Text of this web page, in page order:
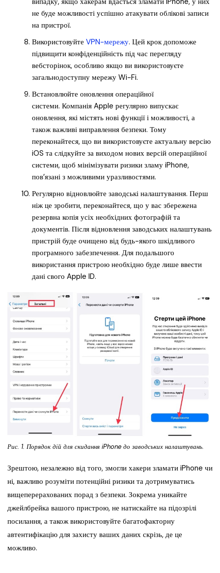
не буде можливості успішно атакувати облікові записи
на пристрої.
Використовуйте VPN-мережу. Цей крок допоможе
підвищити конфіденційність під час перегляду
вебсторінок, особливо якщо ви використовуєте
загальнодоступну мережу Wi-Fi.
Встановлюйте оновлення операційної
системи. Компанія Apple регулярно випускає
оновлення, які містять нові функції і можливості, а
також важливі виправлення безпеки. Тому
переконайтеся, що ви використовуєте актуальну версію
iOS та слідкуйте за виходом нових версій операційної
системи, щоб мінімізувати ризики зламу iPhone,
пов’язані з можливими уразливостями.
Регулярно відновлюйте заводські налаштування. Перш
ніж це зробити, переконайтеся, що у вас збережена
резервна копія усіх необхідних фотографій та
документів. Після відновлення заводських налаштувань
пристрій буде очищено від будь-якого шкідливого
програмного забезпечення. Для подальшого
використання пристрою необхідно буде лише ввести
дані свого Apple ID.
Рис. 1. Порядок дій для скидання iPhone до заводських налаштувань.
Зрештою, незалежно від того, змогли хакери зламати iPhone чи
ні, важливо розуміти потенційні ризики та дотримуватись
вищеперерахованих порад з безпеки. Зокрема уникайте
джейлбрейка вашого пристрою, не натискайте на підозрілі
посилання, а також використовуйте багатофакторну
автентифікацію для захисту ваших даних скрізь, де це
можливо.